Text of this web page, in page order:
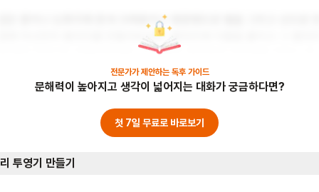
은 종이나 도화지에 흰색 크레용이나 형광펜으로 별을 그리고 선으로
해 자신만의 별자리를 만들어보세요. 별자리에 이름을 붙이고 그 별자
얽힌 이야기도 만들어보세요. 이 활동은 창의력과 상상력을 키우는 데
움이 됩니다. 준비물: 검은 종이 또는 도화지, 흰색 크레용 또는 형광펜
전문가가 제안하는 독후 가이드
문해력이 높아지고 생각이 넓어지는 대화가 궁금하다면?
첫 7일 무료로 바로보기
투영기 만들기